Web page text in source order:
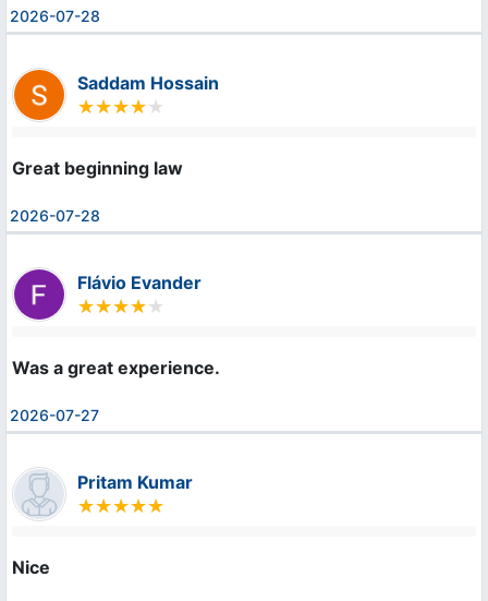
2026-07-28
Saddam Hossain
Great beginning law
2026-07-28
Flávio Evander
Was a great experience.
2026-07-27
Pritam Kumar
Nice